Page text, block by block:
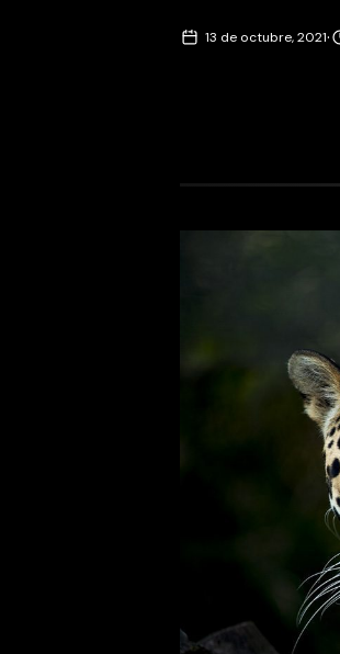
13 de octubre, 2021·